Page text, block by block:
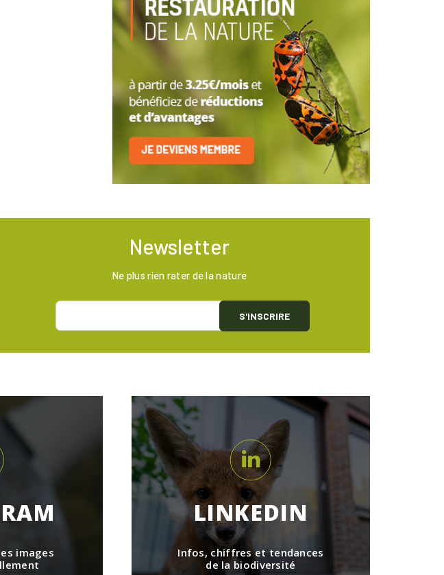
Newsletter
Ne plus rien rater de la nature
S'INSCRIRE
images
LINKEDIN
Infos, chiffres et tendances
de la biodiversité